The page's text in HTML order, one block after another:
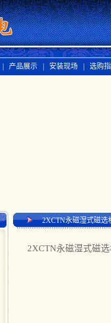
产品展示 | 安装现场 | 选购
2XCTN永磁湿式磁选
2XCTN永磁湿式磁